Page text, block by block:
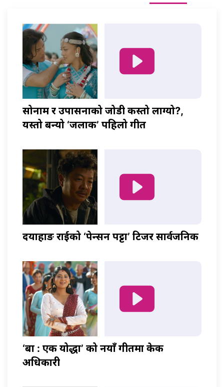
सोनाम र उपासनाको जोडी कस्तो लाग्यो?,
यस्तो बन्यो ‘जलाकी’ पहिलो गीत
दयाहाङ राईको ‘पेन्सन पट्टा’ टिजर सार्वजनिक
‘बा : एक योद्धा’ को नयाँ गीतमा केकी
अधिकारी